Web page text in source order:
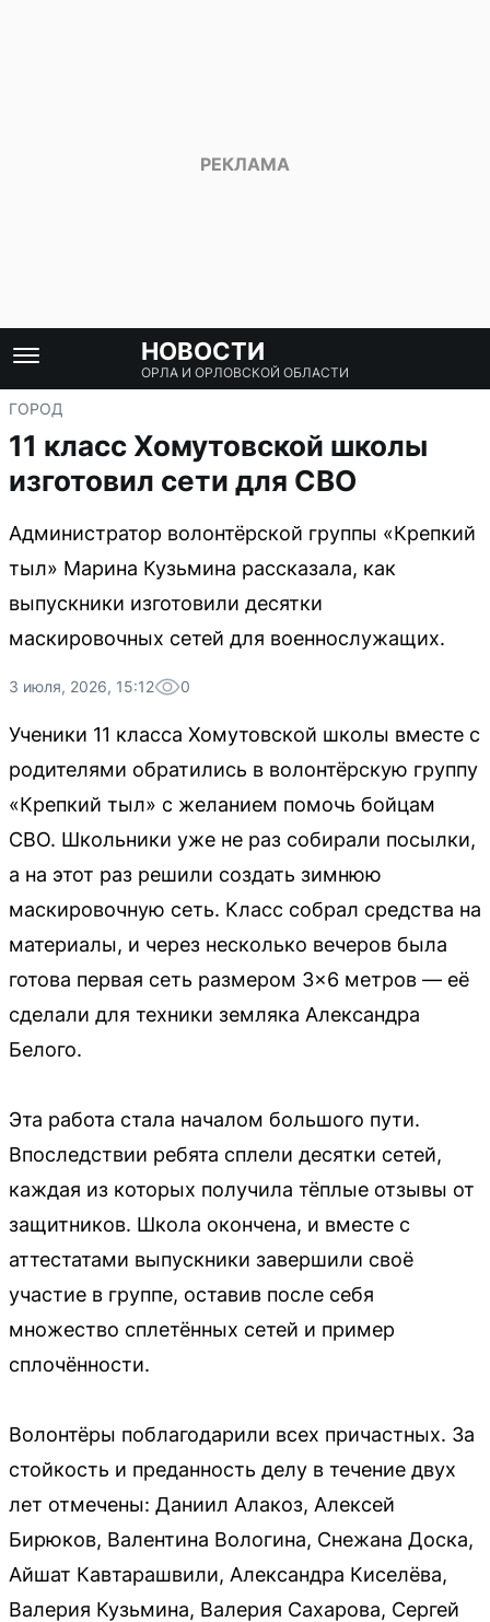
НОВОСТИ
ОРЛА И ОРЛОВСКОЙ ОБЛАСТИ
ГОРОД
11 класс Хомутовской школы
изготовил сети для СВО
Администратор волонтёрской группы «Крепкий
тыл» Марина Кузьмина рассказала, как
выпускники изготовили десятки
маскировочных сетей для военнослужащих.
3 июля, 2026, 15:12 0
Ученики 11 класса Хомутовской школы вместе с
родителями обратились в волонтёрскую группу
«Крепкий тыл» с желанием помочь бойцам
СВО. Школьники уже не раз собирали посылки,
а на этот раз решили создать зимнюю
маскировочную сеть. Класс собрал средства на
материалы, и через несколько вечеров была
готова первая сеть размером 3×6 метров — её
сделали для техники земляка Александра
Белого.
Эта работа стала началом большого пути.
Впоследствии ребята сплели десятки сетей,
каждая из которых получила тёплые отзывы от
защитников. Школа окончена, и вместе с
аттестатами выпускники завершили своё
участие в группе, оставив после себя
множество сплетённых сетей и пример
сплочённости.
Волонтёры поблагодарили всех причастных. За
стойкость и преданность делу в течение двух
лет отмечены: Даниил Алакоз, Алексей
Бирюков, Валентина Вологина, Снежана Доска,
Айшат Кавтарашвили, Александра Киселёва,
Валерия Кузьмина, Валерия Сахарова, Сергей